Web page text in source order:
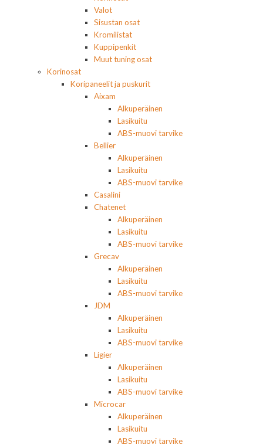
Valot
Sisustan osat
Kromilistat
Kuppipenkit
Muut tuning osat
Korinosat
Koripaneelit ja puskurit
Aixam
Alkuperäinen
Lasikuitu
ABS-muovi tarvike
Bellier
Alkuperäinen
Lasikuitu
ABS-muovi tarvike
Casalini
Chatenet
Alkuperäinen
Lasikuitu
ABS-muovi tarvike
Grecav
Alkuperäinen
Lasikuitu
ABS-muovi tarvike
JDM
Alkuperäinen
Lasikuitu
ABS-muovi tarvike
Ligier
Alkuperäinen
Lasikuitu
ABS-muovi tarvike
Microcar
Alkuperäinen
Lasikuitu
ABS-muovi tarvike